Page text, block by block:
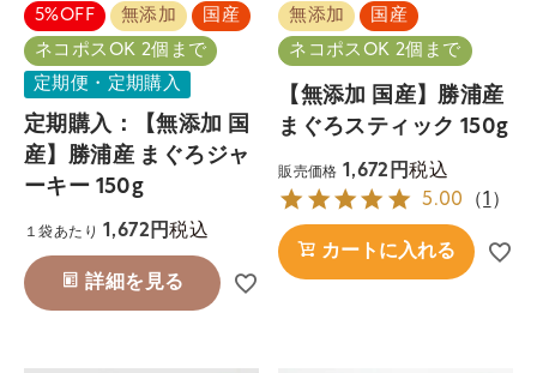
5%OFF 無添加
国産
ネコポスOK 2個まで
定期便・定期購入
定期購入：【無添加 国
産】勝浦産 まぐろジャ
ーキー 150g
１袋あたり 1,672 税込
詳細を見る
無添加
国産
ネコポスOK 2個まで
【無添加 国産】勝浦産
まぐろスティック 150g
販売価格 1,672 税込
5.00 （1 ）
カートに入れる